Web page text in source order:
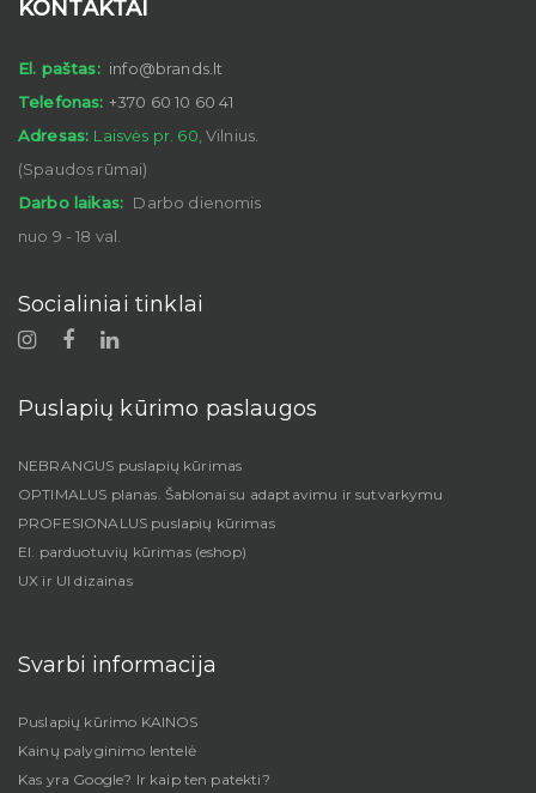
KONTAKTAI
El. paštas: info@brands.lt
Telefonas: +370 60 10 60 41
Adresas: Laisvės pr. 60,Vilnius.
(Spaudos rūmai)
Darbo laikas: Darbo dienomis
nuo 9 - 18 val.
Socialiniai tinklai
Puslapių kūrimo paslaugos
NEBRANGUS puslapių kūrimas
OPTIMALUS planas. Šablonai su adaptavimu ir sutvarkymu
PROFESIONALUS puslapių kūrimas
El. parduotuvių kūrimas (eshop)
UX ir UI dizainas
Svarbi informacija
Puslapių kūrimo KAINOS
Kainų palyginimo lentelė
Kas yra Google? Ir kaip ten patekti?